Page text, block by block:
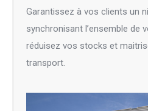
Garantissez à vos clients un
synchronisant l’ensemble de
réduisez vos stocks et
transport.